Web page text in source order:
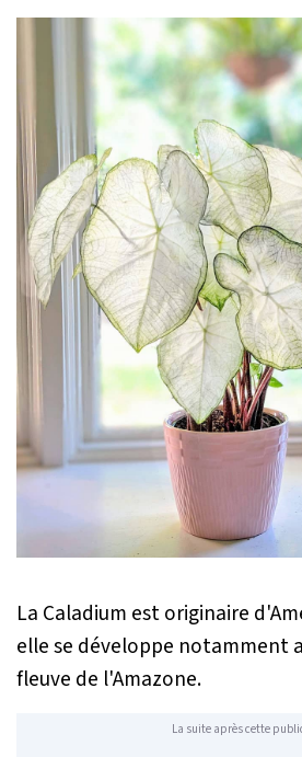
La Caladium est originaire
elle se développe notamment
fleuve de l'Amazone.
La suite après cette